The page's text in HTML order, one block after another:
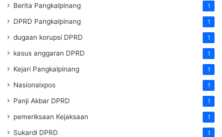
Berita Pangkalpinang 1
DPRD Pangkalpinang 1
dugaan korupsi DPRD 1
kasus anggaran DPRD 1
Kejari Pangkalpinang 1
Nasionalxpos 1
Panji Akbar DPRD 1
pemeriksaan Kejaksaan 1
Sukardi DPRD 1